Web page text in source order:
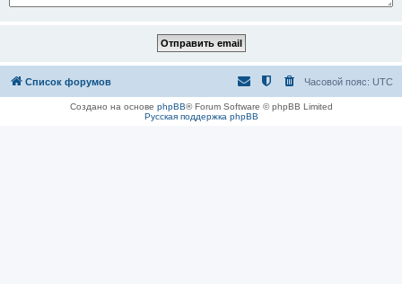
Список форумов Часовой пояс: UTC
Создано на основе phpBB® Forum Software © phpBB Limited
Русская поддержка phpBB